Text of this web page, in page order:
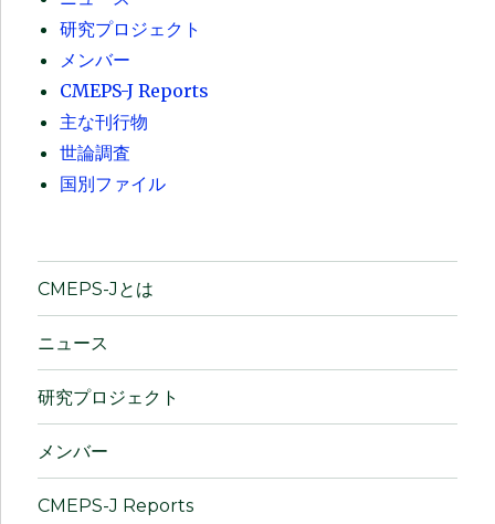
研究プロジェクト
メンバー
CMEPS-J Reports
主な刊行物
世論調査
国別ファイル
CMEPS-Jとは
ニュース
研究プロジェクト
メンバー
CMEPS-J Reports